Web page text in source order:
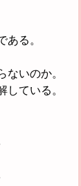
る。
いのか。
ている。